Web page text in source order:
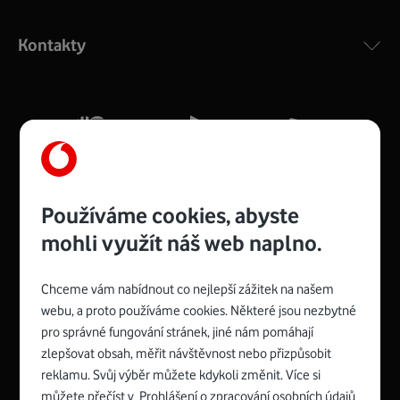
silný signál pro celou domácnost. Kompaktní rozměry 21
Více o COMPAL CH7465VF
Zyxel VMG8623-T50B:
Rozměry modemu jsou 16 x 22 x 7,5 cm (včetně stojánku)
a nabízí 4 gigabitové LAN porty a bezdrátové připojení Wi-
Spojte se s Vodafonem
Kontakty
Používáme cookies, abyste
mohli využít náš web naplno.
Chceme vám nabídnout co nejlepší zážitek na našem
webu, a proto používáme cookies. Některé jsou nezbytné
pro správné fungování stránek, jiné nám pomáhají
zlepšovat obsah, měřit návštěvnost nebo přizpůsobit
reklamu. Svůj výběr můžete kdykoli změnit. Více si
můžete přečíst v Prohlášení o zpracování osobních údajů